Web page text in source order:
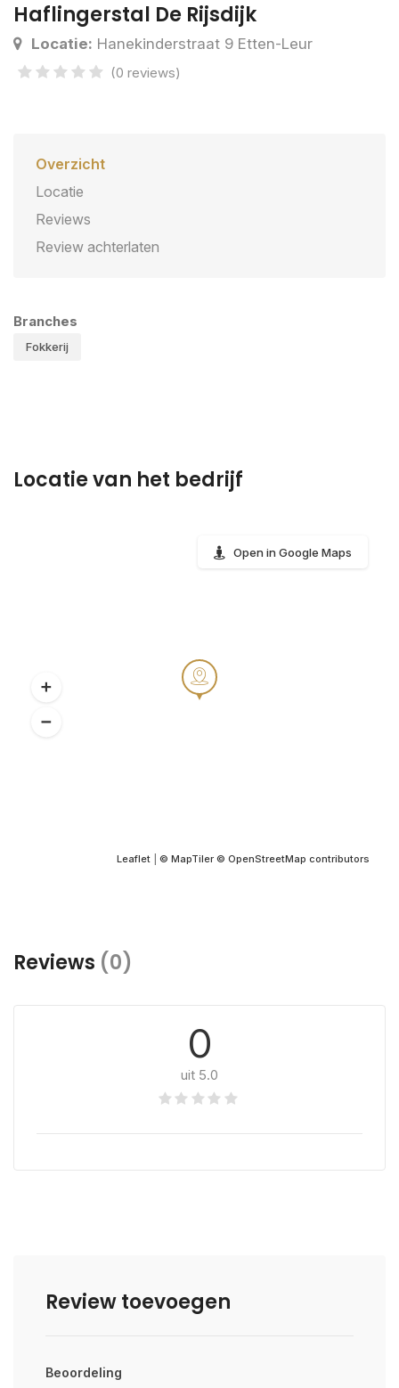
Haflingerstal De Rijsdijk
Locatie: Hanekinderstraat 9 Etten-Leur
(0 reviews)
Overzicht
Locatie
Reviews
Review achterlaten
Branches
Fokkerij
Locatie van het bedrijf
Leaflet © MapTiler © OpenStreetMap contributors
Open in Google Maps
Reviews (0)
0
uit 5.0
Review toevoegen
Beoordeling